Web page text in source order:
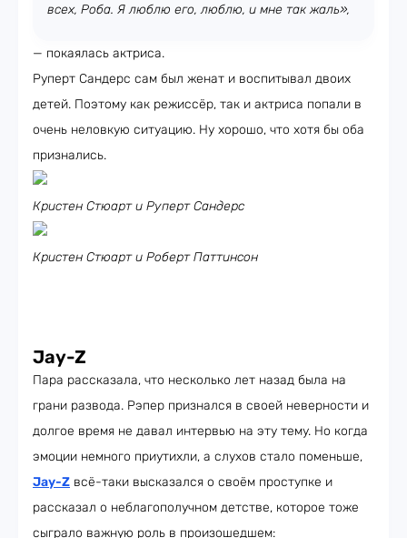
всех, Роба. Я люблю его, люблю, и мне так жаль»,
— покаялась актриса.
Руперт Сандерс сам был женат и воспитывал двоих
детей. Поэтому как режиссёр, так и актриса попали в
очень неловкую ситуацию. Ну хорошо, что хотя бы оба
признались.
Кристен Стюарт и Руперт Сандерс
Кристен Стюарт и Роберт Паттинсон
Jay-Z
Пара рассказала, что несколько лет назад была на
грани развода. Рэпер признался в своей неверности и
долгое время не давал интервью на эту тему. Но когда
эмоции немного приутихли, а слухов стало поменьше,
Jay-Z всё-таки высказался о своём проступке и
рассказал о неблагополучном детстве, которое тоже
сыграло важную роль в произошедшем: